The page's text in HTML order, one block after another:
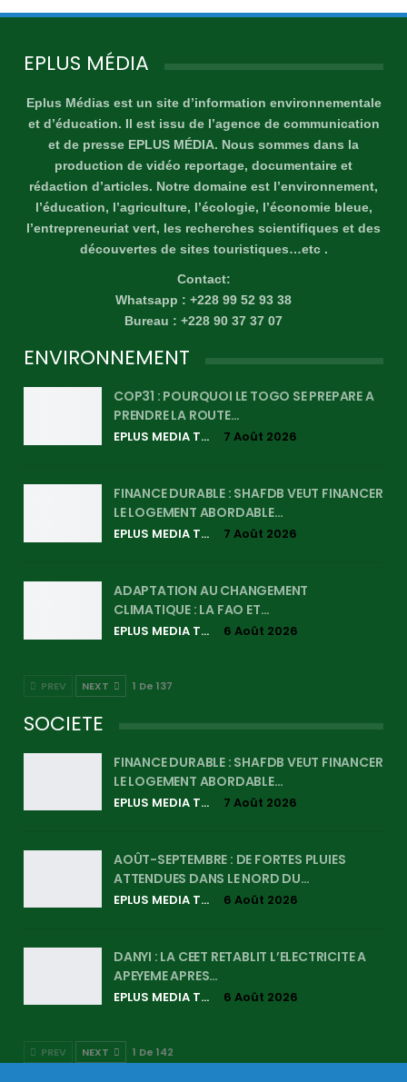
EPLUS MÉDIA
Eplus Médias est un site d’information environnementale
et d’éducation. Il est issu de l’agence de communication
et de presse EPLUS MÉDIA. Nous sommes dans la
production de vidéo reportage, documentaire et
rédaction d’articles. Notre domaine est l’environnement,
l’éducation, l’agriculture, l’écologie, l’économie bleue,
l’entrepreneuriat vert, les recherches scientifiques et des
découvertes de sites touristiques…etc .
Contact:
Whatsapp : +228 99 52 93 38
Bureau : +228 90 37 37 07
ENVIRONNEMENT
COP31 : POURQUOI LE TOGO SE PREPARE A
PRENDRE LA ROUTE…
EPLUS MEDIA TV 7 Août 2026
FINANCE DURABLE : SHAFDB VEUT FINANCER
LE LOGEMENT ABORDABLE…
EPLUS MEDIA TV 7 Août 2026
ADAPTATION AU CHANGEMENT
CLIMATIQUE : LA FAO ET…
EPLUS MEDIA TV 6 Août 2026
PREV NEXT 1 De 137
SOCIETE
FINANCE DURABLE : SHAFDB VEUT FINANCER
LE LOGEMENT ABORDABLE…
EPLUS MEDIA TV 7 Août 2026
AOÛT-SEPTEMBRE : DE FORTES PLUIES
ATTENDUES DANS LE NORD DU…
EPLUS MEDIA TV 6 Août 2026
DANYI : LA CEET RETABLIT L’ELECTRICITE A
APEYEME APRES…
EPLUS MEDIA TV 6 Août 2026
PREV NEXT 1 De 142